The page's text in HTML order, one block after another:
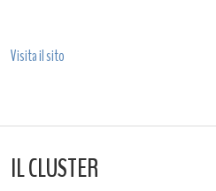
Visita il sito
IL CLUSTER